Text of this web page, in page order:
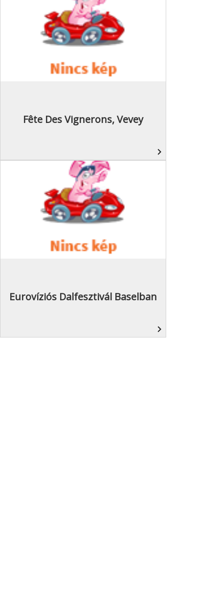
Fête Des Vignerons, Vevey
navigate_next
Eurovíziós Dalfesztivál Baselban
navigate_next